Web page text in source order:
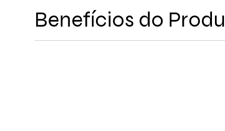
Benefícios do